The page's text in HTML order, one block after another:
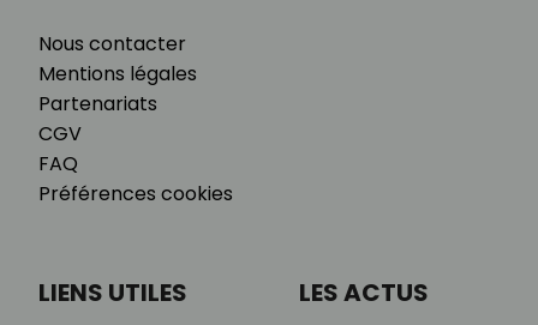
Nous contacter
Mentions légales
Partenariats
CGV
FAQ
Préférences cookies
LIENS UTILES LES ACTUS